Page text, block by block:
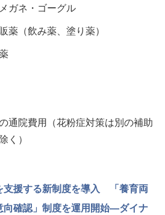
ガネ・ゴーグル
薬（飲み薬、塗り薬）
通院費用（花粉症対策は別の補助
く）
支援する新制度を導入 「養育両
向確認」制度を運用開始—ダイナ